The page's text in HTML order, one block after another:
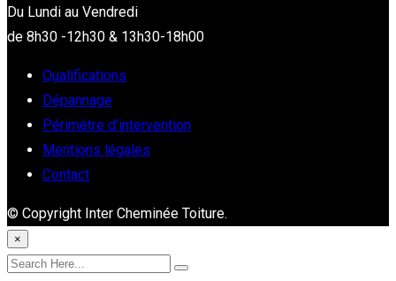
Du Lundi au Vendredi
de 8h30 -12h30 & 13h30-18h00
Qualifications
Dépannage
Périmètre d’intervention
Mentions légales
Contact
© Copyright Inter Cheminée Toiture.
×